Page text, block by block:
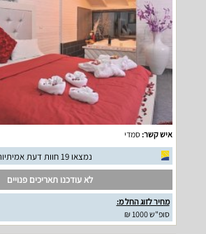
איש קשר:סמדי
נמצאו 19 חוות דעת אמיתיות
לא עודכנו תאריכים פנויים
מחיר לזוג החל מ:
סופ"ש 1000 ₪